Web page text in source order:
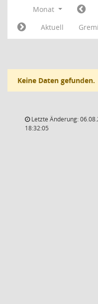
Monat
Aktuell
Keine Daten gefunden.
Letzte Änderung:
18:32:05